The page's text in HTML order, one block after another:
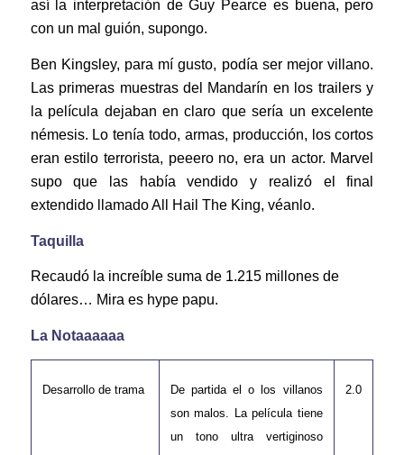
así la interpretación de Guy Pearce es buena, pero
con un mal guión, supongo.
Ben Kingsley, para mí gusto, podía ser mejor villano.
Las primeras muestras del Mandarín en los trailers y
la película dejaban en claro que sería un excelente
némesis. Lo tenía todo, armas, producción, los cortos
eran estilo terrorista, peeero no, era un actor. Marvel
supo que las había vendido y realizó el final
extendido llamado All Hail The King, véanlo.
Taquilla
Recaudó la increíble suma de 1.215 millones de
dólares… Mira es hype papu.
La Notaaaaaa
Desarrollo de trama
De partida el o los villanos
son malos. La película tiene
un tono ultra vertiginoso
2.0